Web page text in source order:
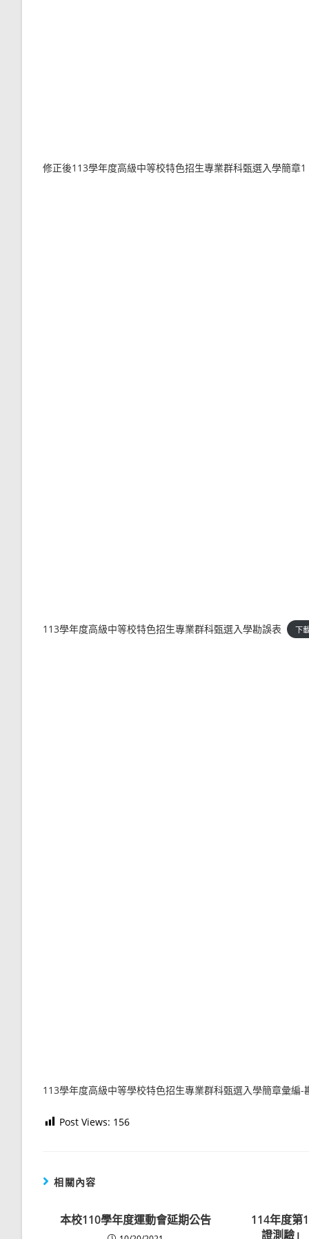
修正後113學年度高級中等校特色招生專業群科甄選入學簡章1
113學年度高級中等校特色招生專業群科甄選入學勘誤表 下
113學年度高級中等學校特色招生專業群科甄選入學簡章彙編-
Post Views: 156
相關內容
本校110學年度運動會延期公告
114年度第
證測驗